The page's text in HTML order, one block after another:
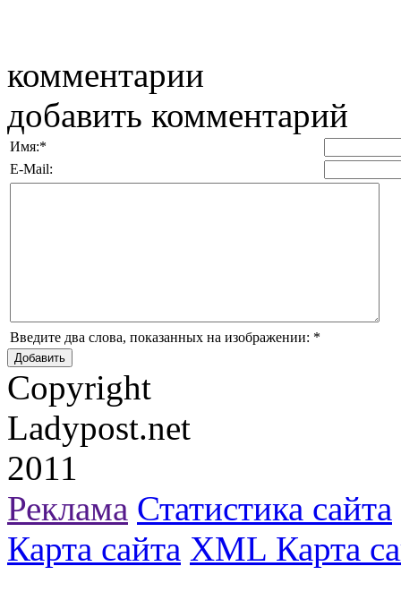
комментарии
добавить комментарий
Имя:*
E-Mail:
Введите два слова, показанных на изображении: *
Copyright
Ladypost.net
2011
Реклама Статистика сайта
Карта сайта XML Карта